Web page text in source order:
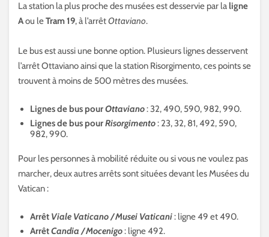
La station la plus proche des musées est desservie par la ligne
Aou leTram 19, à l’arrêtOttaviano.
Le bus est aussi une bonne option. Plusieurs lignes desservent
l’arrêt Ottaviano ainsi que la station Risorgimento, ces points se
trouvent à moins de 500 mètres des musées.
Lignes de bus pourOttaviano: 32, 490, 590, 982, 990.
Lignes de bus pourRisorgimento: 23, 32, 81, 492, 590,
982, 990.
Pour les personnes à mobilité réduite ou si vous ne voulez pas
marcher, deux autres arrêts sont situées devant les Musées du
Vatican :
Arrêt Viale Vaticano / Musei Vaticani: ligne 49 et 490.
ArrêtCandia / Mocenigo: ligne 492.